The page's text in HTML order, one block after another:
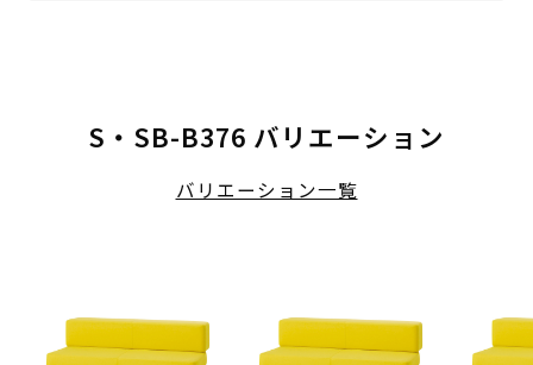
S・SB-B376 バリエーション
バリエーション一覧